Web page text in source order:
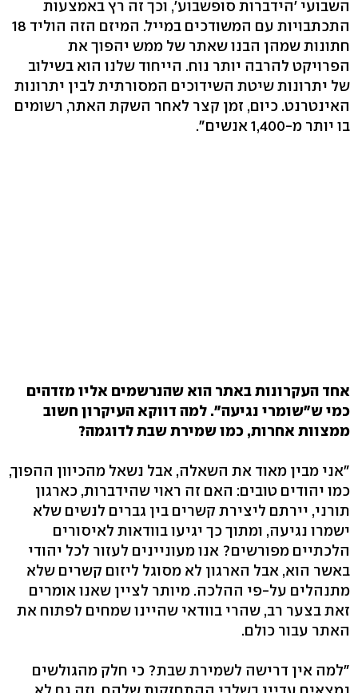
השבועי 'הידברות סופשבוע', וכך זה רץ באמצעות
התכתבויות עם המשודכים במייל. המיזם הזה הוליד 18
חתונות שמהן הבנו שאתר של ממש יהפוך את
הפרויקט להרבה יותר נוח. הייחוד שלנו הוא בשילוב
של יתרונות שיטת השידוכים המסורתית לבין יתרונות
האינטרנט. כיום, זמן קצר לאחר השקת האתר, רשומים
בו יותר מ-1,400 אנשים".
אחד העקרונות באתר הוא שהנרשמים אליו מזדהים
כמי ש"שומרי נגיעה". למה דווקא העיקרון חשוב
ממצוות אחרות, כמו שמירת שבת לדוגמה?
"אני מבין מאוד את השאלה, אבל נשאל מהכיוון ההפוך,
כמו יהודים טובים: האם זה ראוי שהידברות, כארגון
תורני, יירתם ליצירת קשרים בין גברים לנשים שלא
ישמרו נגיעה, ומתוך כך יגיעו בוודאות לאיסורים
הלכתיים מפורשים? אנו מעוניינים לעזור לכל יהודי
באשר הוא, אבל הארגון לא מסוגל ליזום קשרים שלא
מתנהלים על-פי ההלכה. מיותר לציין שאנו אומרים
זאת בצער רב, שהרי בוודאי שהיינו שמחים לפתוח את
האתר עבור כולם.
"למה אין דרישה לשמירת שבת? כי חלק מהגולשים